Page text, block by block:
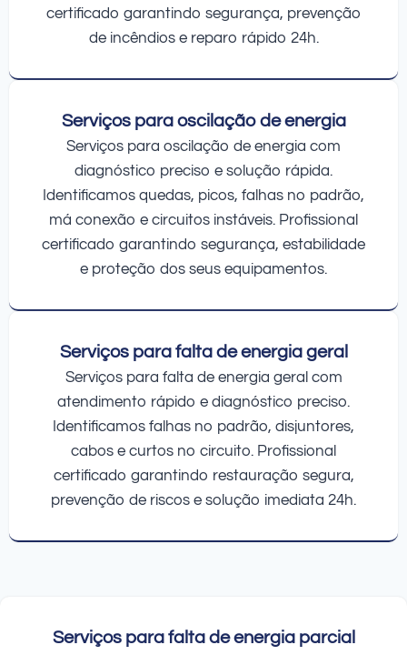
certificado garantindo segurança, prevenção
de incêndios e reparo rápido 24h.
Serviços para oscilação de energia
Serviços para oscilação de energia com
diagnóstico preciso e solução rápida.
Identificamos quedas, picos, falhas no padrão,
má conexão e circuitos instáveis. Profissional
certificado garantindo segurança, estabilidade
e proteção dos seus equipamentos.
Serviços para falta de energia geral
Serviços para falta de energia geral com
atendimento rápido e diagnóstico preciso.
Identificamos falhas no padrão, disjuntores,
cabos e curtos no circuito. Profissional
certificado garantindo restauração segura,
prevenção de riscos e solução imediata 24h.
Serviços para falta de energia parcial